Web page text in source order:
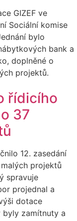
GIZEF ve
Sociální komise
bylo
bank a
doplněné o
projektů.
řídicího
37
12. zasedání
projektů
spravuje
projednal a
dotace
byly zamítnuty a